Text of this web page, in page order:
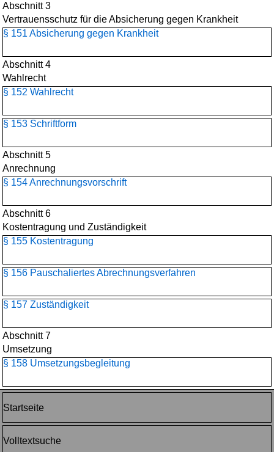
Abschnitt 3
Vertrauensschutz für die Absicherung gegen Krankheit
§ 151 Absicherung gegen Krankheit
Abschnitt 4
Wahlrecht
§ 152 Wahlrecht
§ 153 Schriftform
Abschnitt 5
Anrechnung
§ 154 Anrechnungsvorschrift
Abschnitt 6
Kostentragung und Zuständigkeit
§ 155 Kostentragung
§ 156 Pauschaliertes Abrechnungsverfahren
§ 157 Zuständigkeit
Abschnitt 7
Umsetzung
§ 158 Umsetzungsbegleitung
Startseite
Volltextsuche